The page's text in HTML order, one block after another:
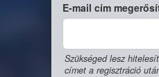
E-mail cím
Szükséged lesz
címet a regisztráció